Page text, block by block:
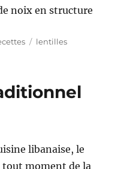
noix en structure
Étiquettes
lentilles
libanaise, le
tout moment de la